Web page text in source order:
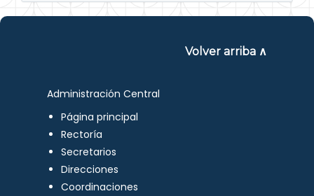
Volver arriba ∧
Administración Central
Página principal
Rectoría
Secretarios
Direcciones
Coordinaciones